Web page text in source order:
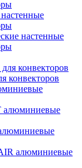
настенные
конвекторов
алюминиевые
алюминиевые